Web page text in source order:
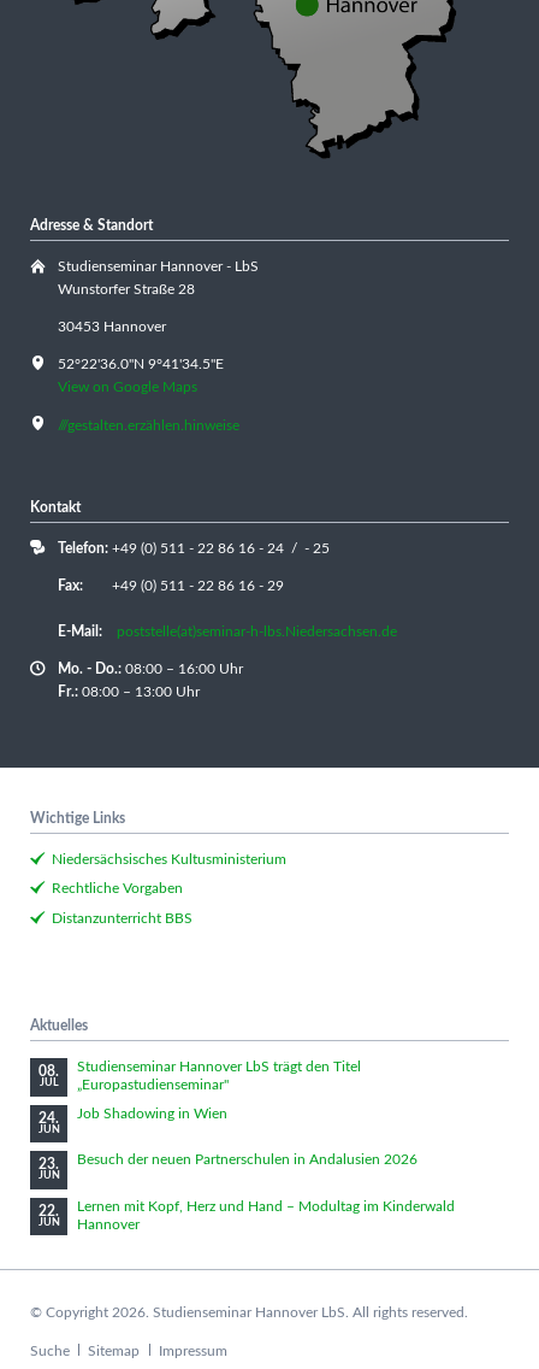
Adresse & Standort
Studienseminar Hannover - LbS
Wunstorfer Straße 28
30453 Hannover
52°22'36.0"N 9°41'34.5"E
View on Google Maps
///gestalten.erzählen.hinweise
Kontakt
Telefon:+49 (0) 511 - 22 86 16 - 24 / - 25
Fax:+49 (0) 511 - 22 86 16 - 29
E-Mail: poststelle(at)seminar-h-lbs.Niedersachsen.de
Mo. - Do.:08:00 – 16:00 Uhr
Fr.:08:00 – 13:00 Uhr
Wichtige Links
Niedersächsisches Kultusministerium
Rechtliche Vorgaben
Distanzunterricht BBS
Aktuelles
08.
JUL
Studienseminar Hannover LbS trägt den Titel
„Europastudienseminar"
24.
JUN
Job Shadowing in Wien
23.
JUN
Besuch der neuen Partnerschulen in Andalusien 2026
22.
JUN
Lernen mit Kopf, Herz und Hand – Modultag im Kinderwald
Hannover
© Copyright 2026. Studienseminar Hannover LbS. All rights reserved.
Navigation
Suche Sitemap Impressum